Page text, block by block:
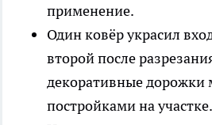
применение.
Один ковёр украсил
второй после
декоративные дорожки
постройками на участке.